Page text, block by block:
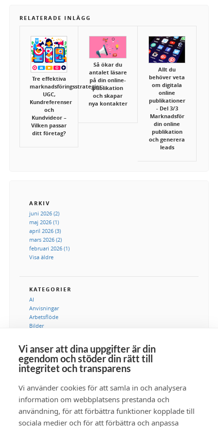
Vi anser att dina uppgifter är din
egendom och stöder din rätt till
integritet och transparens
Vi använder cookies för att samla in och analysera
information om webbplatsens prestanda och
användning, för att förbättra funktioner kopplade till
sociala medier och för att förbättra och anpassa
RELATERADE INLÄGG
Tre effektiva
marknadsföringsstrategier:
UGC,
Kundreferenser
och
Kundvideor –
Vilken passar
ditt företag?
Så ökar du
antalet läsare
på din online-
publikation
och skapar
nya kontakter
Allt du
behöver veta
om digitala
online
publikationer
- Del 3/3
Marknadsför
din online
publikation
och generera
leads
ARKIV
juni 2026 (2)
maj 2026 (1)
april 2026 (3)
mars 2026 (2)
februari 2026 (1)
Visa äldre
KATEGORIER
AI
Anvisningar
Arbetsflöde
Bilder
Integration
IT-avdelning
Kommunikation
Metadata
Samlingar
Säkerhet
Tillgänglighet
Video